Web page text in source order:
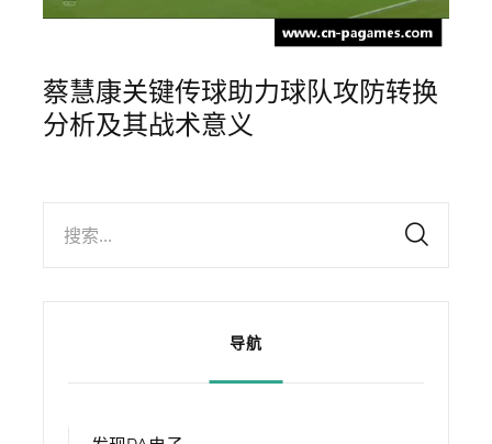
蔡慧康关键传球助力球队攻防转换
分析及其战术意义
搜索...
导航